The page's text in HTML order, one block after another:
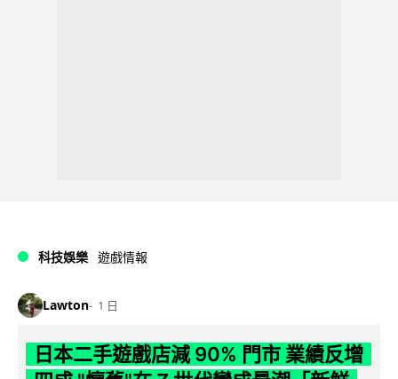
科技娛樂 遊戲情報
Lawton 1 日
日本二手遊戲店減 90% 門市 業績反增